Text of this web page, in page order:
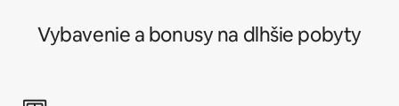
Vybavenie a bonusy na dlhšie pobyty